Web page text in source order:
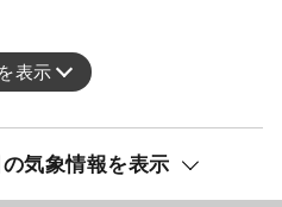
表示
気象情報を表示